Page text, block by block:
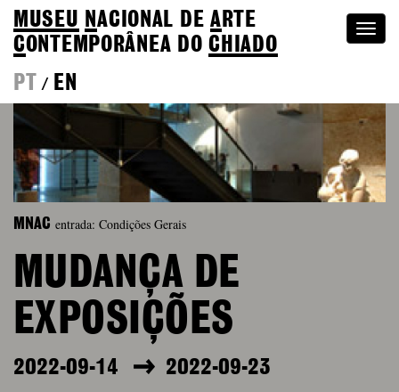
MUSEU NACIONAL DEA RTE
CONTEMPORÂNEA DOCHIADO
PT
/ EN
MNAC entrada: Condições Gerais
MUDANÇA DE
EXPOSIÇÕES
2022-09-14 2022-09-23